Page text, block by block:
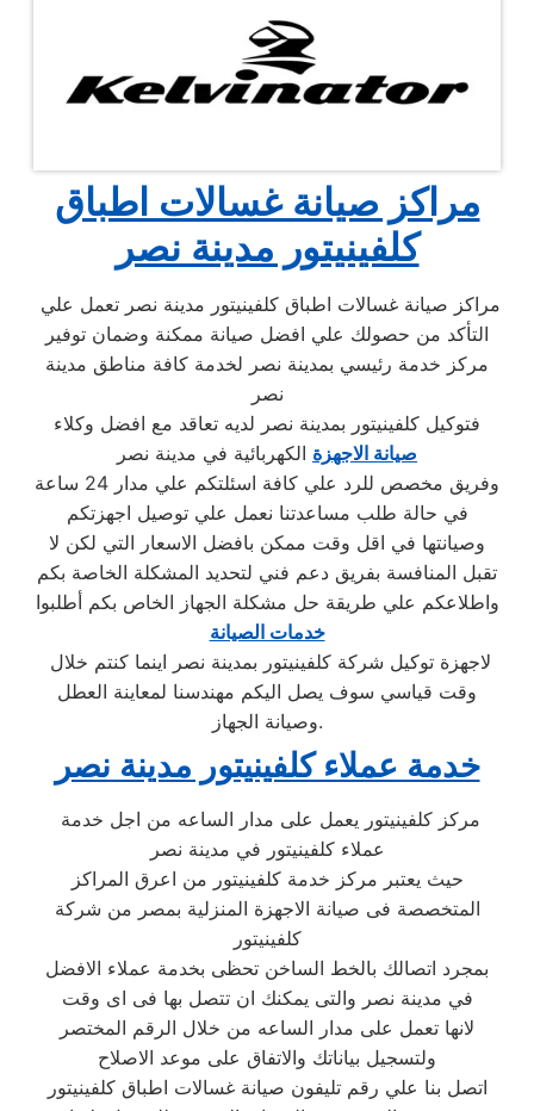
مراكز صيانة غسالات اطباق
كلفينيتور مدينة نصر
التأكد من حصولك علي افضل صيانة ممكنة وضمان توفير
مركز خدمة رئيسي بمدينة نصر لخدمة كافة مناطق مدينة
نصر
فتوكيل كلفينيتور بمدينة نصر لديه تعاقد مع افضل وكلاء
صيانة الاجهزة الكهربائية في مدينة نصر
وفريق مخصص للرد علي كافة اسئلتكم علي مدار 24 ساعة
في حالة طلب مساعدتنا نعمل علي توصيل اجهزتكم
وصيانتها في اقل وقت ممكن بافضل الاسعار التي لكن لا
تقبل المنافسة بفريق دعم فني لتحديد المشكلة الخاصة بكم
واطلاعكم علي طريقة حل مشكلة الجهاز الخاص بكم أطلبوا
خدمات الصيانة
وقت قياسي سوف يصل اليكم مهندسنا لمعاينة العطل
وصيانة الجهاز.
خدمة عملاء كلفينيتور مدينة نصر
عملاء كلفينيتور في مدينة نصر
حيث يعتبر مركز خدمة كلفينيتور من اعرق المراكز
المتخصصة فى صيانة الاجهزة المنزلية بمصر من شركة
كلفينيتور
بمجرد اتصالك بالخط الساخن تحظى بخدمة عملاء الافضل
في مدينة نصر والتى يمكنك ان تتصل بها فى اى وقت
لانها تعمل على مدار الساعه من خلال الرقم المختصر
ولتسجيل بياناتك والاتفاق على موعد الاصلاح
اتصل بنا علي رقم تليفون صيانة غسالات اطباق كلفينيتور